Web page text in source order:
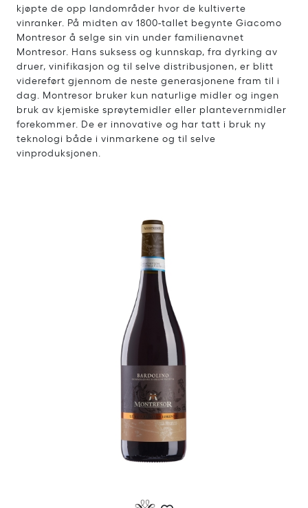
kjøpte de opp landområder hvor de kultiverte
vinranker. På midten av 1800-tallet begynte Giacomo
Montresor å selge sin vin under familienavnet
Montresor. Hans suksess og kunnskap, fra dyrking av
druer, vinifikasjon og til selve distribusjonen, er blitt
videreført gjennom de neste generasjonene fram til i
dag. Montresor bruker kun naturlige midler og ingen
bruk av kjemiske sprøytemidler eller plantevernmidler
forekommer. De er innovative og har tatt i bruk ny
teknologi både i vinmarkene og til selve
vinproduksjonen.